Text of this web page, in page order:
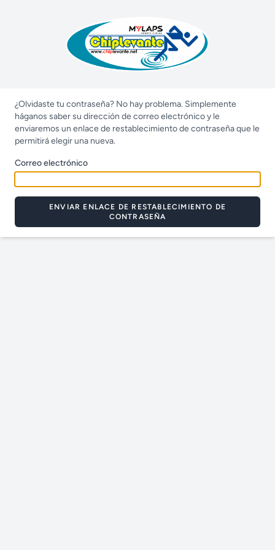
¿Olvidaste tu contraseña? No hay problema. Simplemente
háganos saber su dirección de correo electrónico y le
enviaremos un enlace de restablecimiento de contraseña que le
permitirá elegir una nueva.
Correo electrónico
ENVIAR ENLACE DE RESTABLECIMIENTO DE
CONTRASEÑA